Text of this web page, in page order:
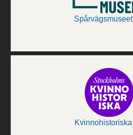
Spårvägsmuseet
Kvinnohistoriska